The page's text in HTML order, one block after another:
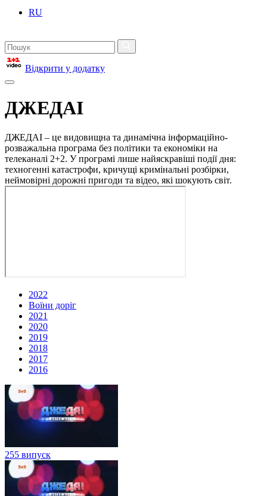
RU
Відкрити у додатку
ДЖЕДАІ
ДЖЕДАІ – це видовищна та динамічна інформаційно-
розважальна програма без політики та економіки на
телеканалі 2+2. У програмі лише найяскравіші події дня:
техногенні катастрофи, кричущі кримінальні розбірки,
неймовірні дорожні пригоди та відео, які шокують світ.
2022
Воїни доріг
2021
2020
2019
2018
2017
2016
255 випуск